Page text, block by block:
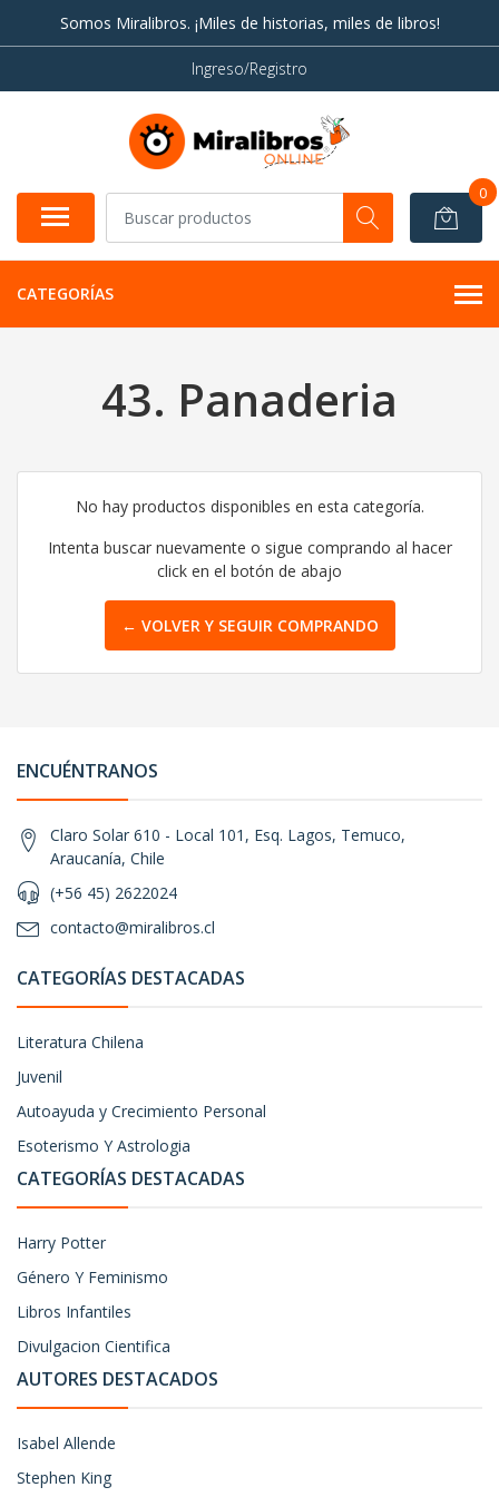
Somos Miralibros. ¡Miles de historias, miles de libros!
Ingreso/Registro
0
CATEGORÍAS
43. Panaderia
No hay productos disponibles en esta categoría.
Intenta buscar nuevamente o sigue comprando al hacer
click en el botón de abajo
← VOLVER Y SEGUIR COMPRANDO
ENCUÉNTRANOS
Claro Solar 610 - Local 101, Esq. Lagos, Temuco,
Araucanía, Chile
(+56 45) 2622024
contacto@miralibros.cl
CATEGORÍAS DESTACADAS
Literatura Chilena
Juvenil
Autoayuda y Crecimiento Personal
Esoterismo Y Astrologia
CATEGORÍAS DESTACADAS
Harry Potter
Género Y Feminismo
Libros Infantiles
Divulgacion Cientifica
AUTORES DESTACADOS
Isabel Allende
Stephen King